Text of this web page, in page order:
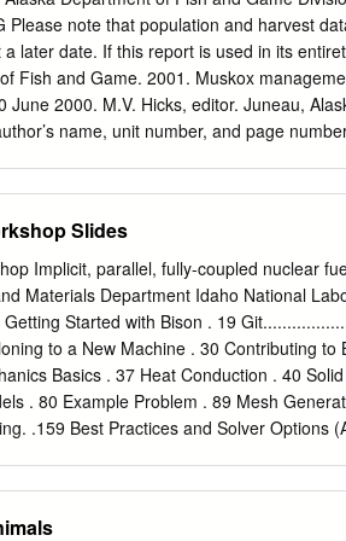
moved to lower elevations from winter to
During calving, moose moved to
higher elevations. Moose generally
spruce habitat in late winter; for
winter. Most recorded moose locations
Please note that population and harvest
later date. If this report is used in its
Fish and Game. 2001. Muskox
June 2000. M.V. Hicks, editor. Juneau,
name, unit number, and page
once widely distributed in northern and
late 1800s. In 1929, with the support of the
a program to reintroduce muskoxen in
Greenland to Nunivak Island in Unit 18
this species to Alaska. The Nunivak Island
1958 and then began a period of rapid
and the population has since fluctuated
reproductive potential, even
Slides
Implicit, parallel, fully-coupled nuclear
Materials Department Idaho National
Started with Bison . 19
to a New Machine . 30 Contributing to
Basics . 37 Heat Conduction . 40
. 80 Example Problem . 89 Mesh
.159 Best Practices and Solver Options
• Stephanie Pitts –